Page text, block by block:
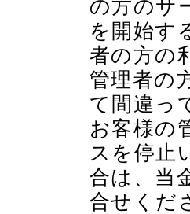
の方のサ
を開始す
者の方の
管理者の
て間違っ
お客様の
スを停止
合は、当
合せくだ